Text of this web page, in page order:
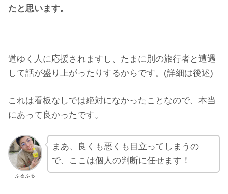
たと思います。
道ゆく人に応援されますし、たまに別の旅行者と遭遇
して話が盛り上がったりするからです。(詳細は後述)
これは看板なしでは絶対になかったことなので、本当
にあって良かったです。
ふるふる
まあ、良くも悪くも目立ってしまうの
で、ここは個人の判断に任せます！